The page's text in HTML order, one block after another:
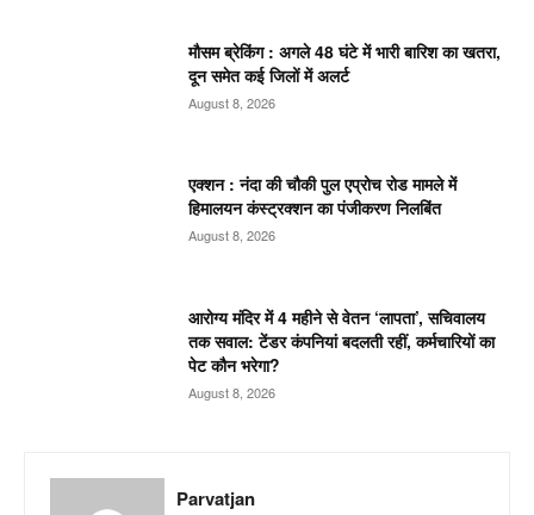
मौसम ब्रेकिंग : अगले 48 घंटे में भारी बारिश का खतरा,
दून समेत कई जिलों में अलर्ट
August 8, 2026
एक्शन : नंदा की चौकी पुल एप्रोच रोड मामले में
हिमालयन कंस्ट्रक्शन का पंजीकरण निलबिंत
August 8, 2026
आरोग्य मंदिर में 4 महीने से वेतन ‘लापता’, सचिवालय
तक सवाल: टेंडर कंपनियां बदलती रहीं, कर्मचारियों का
पेट कौन भरेगा?
August 8, 2026
Parvatjan